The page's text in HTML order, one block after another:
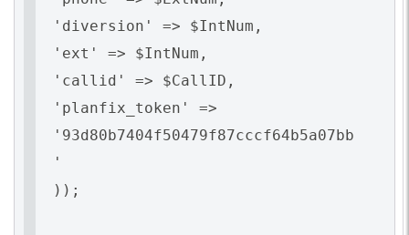
'diversion' => $IntNum,
'ext' => $IntNum,
'callid' => $CallID,
'planfix_token' =>
'93d80b7404f50479f87cccf64b5a07bb
'
));